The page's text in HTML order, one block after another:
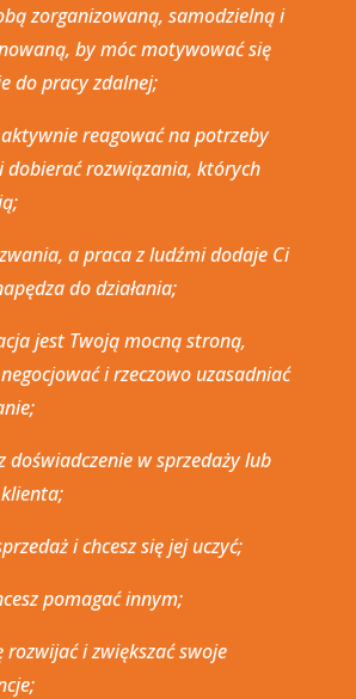
zorganizowaną, samodzielną i
by móc motywować się
do pracy zdalnej;
reagować na potrzeby
dobierać rozwiązania, których
a praca z ludźmi dodaje Ci
do działania;
jest Twoją mocną stroną,
i rzeczowo uzasadniać
doświadczenie w sprzedaży lub
klienta;
i chcesz się jej uczyć;
pomagać innym;
rozwijać i zwiększać swoje